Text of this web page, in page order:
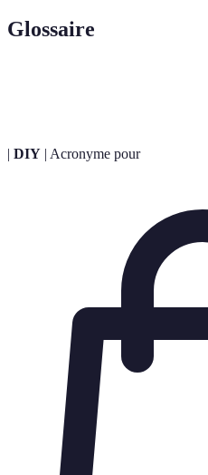
Glossaire
| DIY | Acronyme pour